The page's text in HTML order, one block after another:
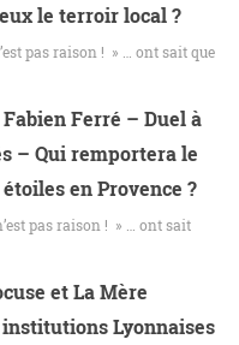
le terroir local ?
pas raison ! » … ont sait que
Ferré – Duel à
– Qui remportera le
en Provence ?
pas raison ! » … ont sait
et La Mère
Lyonnaises